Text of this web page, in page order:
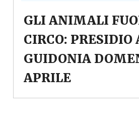
GLI ANIMALI
CIRCO: PRESIDIO
GUIDONIA
APRILE